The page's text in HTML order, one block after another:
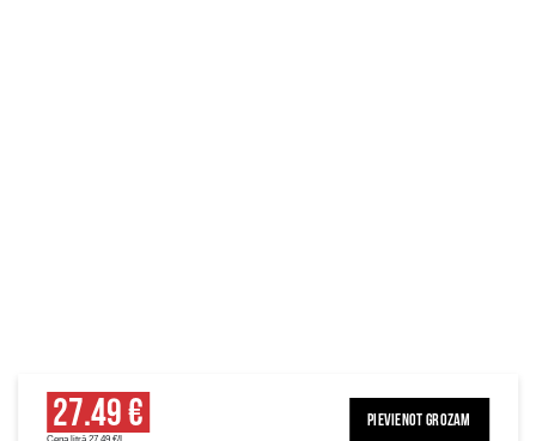
27.49 € PIEVIENOT GROZAM